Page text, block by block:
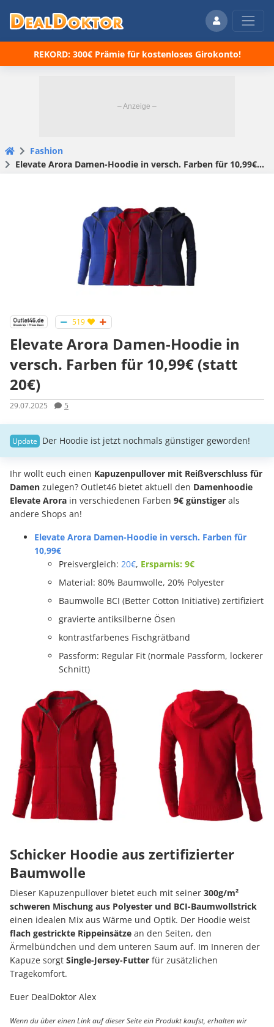
REKORD: 300€ Prämie für kostenloses Girokonto!
Fashion
Elevate Arora Damen-Hoodie in versch. Farben für 10,99€ (statt 20€)
519
Elevate Arora Damen-Hoodie in
versch. Farben für 10,99€ (statt
20€)
29.07.2025 5
Der Hoodie ist jetzt nochmals günstiger geworden!
Ihr wollt euch einen Kapuzenpullover mit Reißverschluss für
Damen zulegen? Outlet46 bietet aktuell den Damenhoodie
Elevate Arora in verschiedenen Farben 9€ günstiger als
andere Shops an!
Elevate Arora Damen-Hoodie in versch. Farben für
10,99€
Preisvergleich: 20€, Ersparnis: 9€
Material: 80% Baumwolle, 20% Polyester
Baumwolle BCI (Better Cotton Initiative) zertifiziert
gravierte antiksilberne Ösen
kontrastfarbenes Fischgrätband
Passform: Regular Fit (normale Passform, lockerer
Schnitt)
Schicker Hoodie aus zertifizierter
Baumwolle
Dieser Kapuzenpullover bietet euch mit seiner 300g/m²
schweren Mischung aus Polyester und BCI-Baumwollstrick
einen idealen Mix aus Wärme und Optik. Der Hoodie weist
flach gestrickte Rippeinsätze an den Seiten, den
Ärmelbündchen und dem unteren Saum auf. Im Inneren der
Kapuze sorgt Single-Jersey-Futter für zusätzlichen
Tragekomfort.
Euer DealDoktor Alex
Wenn du über einen Link auf dieser Seite ein Produkt kaufst, erhalten wir